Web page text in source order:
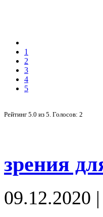
1
2
3
4
5
Рейтинг 5.0 из 5. Голосов: 2
зрения
09.12.2020 |